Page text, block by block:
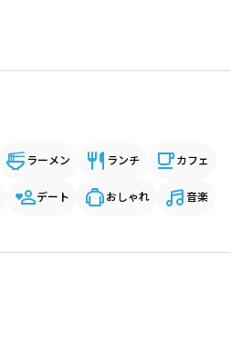
ラーメン ランチ カフェ
デート おしゃれ 音楽